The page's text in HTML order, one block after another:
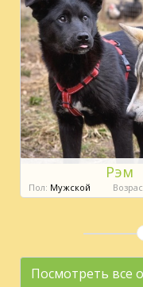
Рэм
Пол: Мужской
Посмотреть все